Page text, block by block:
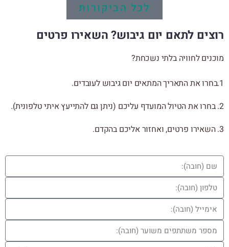
לכל הביקורות
רוצים לתאם יום גיבוש? השאירו פרטים
מוכנים לחוויה בלתי נשכחת?
1.בחרו את התאריך המתאים יום גיבוש לעובדים.
2. בחרו את הטיול המועדף עליכם (ניתן גם להתייעץ איתי טלפונית).
3. השאירו פרטים, ואחזור אליכם בהקדם.